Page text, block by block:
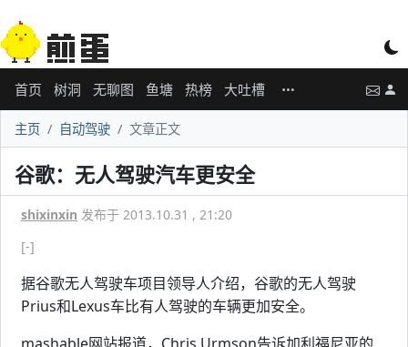
首页 树洞 无聊图 鱼塘 热榜 大吐槽
主页 自动驾驶 文章正文
谷歌：无人驾驶汽车更安全
shixinxin 发布于 2013.10.31 , 21:20
[-]
据谷歌无人驾驶车项目领导人介绍，谷歌的无人驾驶
Prius和Lexus车比有人驾驶的车辆更加安全。